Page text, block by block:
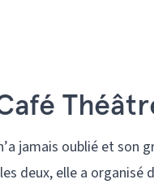
jamais oublié et son
deux, elle a organisé